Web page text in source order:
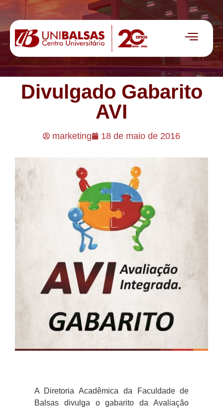
Divulgado Gabarito
AVI
marketing 18 de maio de 2016
A Diretoria Acadêmica da Faculdade de
Balsas divulga o gabarito da Avaliação